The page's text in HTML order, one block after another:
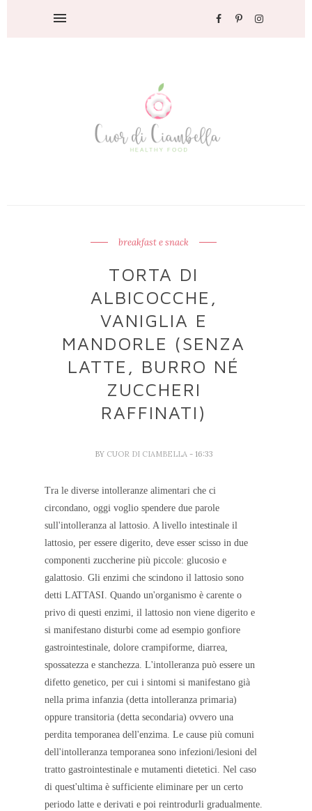
breakfast e snack
TORTA DI
ALBICOCCHE,
VANIGLIA E
MANDORLE (SENZA
LATTE, BURRO NÉ
ZUCCHERI
RAFFINATI)
BY CUOR DI CIAMBELLA - 16:33
Tra le diverse intolleranze alimentari che ci
circondano, oggi voglio spendere due parole
sull'intolleranza al lattosio. A livello intestinale il
lattosio, per essere digerito, deve esser scisso in due
componenti zuccherine più piccole: glucosio e
galattosio. Gli enzimi che scindono il lattosio sono
detti LATTASI. Quando un'organismo è carente o
privo di questi enzimi, il lattosio non viene digerito e
si manifestano disturbi come ad esempio gonfiore
gastrointestinale, dolore crampiforme, diarrea,
spossatezza e stanchezza. L'intolleranza può essere un
difetto genetico, per cui i sintomi si manifestano già
nella prima infanzia (detta intolleranza primaria)
oppure transitoria (detta secondaria) ovvero una
perdita temporanea dell'enzima. Le cause più comuni
dell'intolleranza temporanea sono infezioni/lesioni del
tratto gastrointestinale e mutamenti dietetici. Nel caso
di quest'ultima è sufficiente eliminare per un certo
periodo latte e derivati e poi reintrodurli gradualmente.